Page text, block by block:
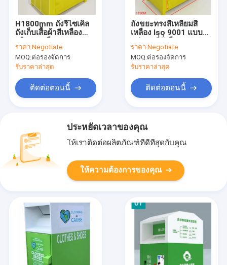
H1800mm ถังรีไซเคิล
ถังเก็บเสื้อผ้าสีเหลือง
ราคา:Negotiate
MOQ:ต่อรองจัดการ
รับราคาล่าสุด
ติดต่อตอนนี้
ถังขยะทรงสี่เหลี่ยมสี
เหลือง Iso 9001 แบบ
ราคา:Negotiate
MOQ:ต่อรองจัดการ
รับราคาล่าสุด
ติดต่อตอนนี้
ประหยัดเวลาของคุณ
ให้เราติดต่อผลิตภัณฑ์ที่ดีที่สุดกับคุณ
ให้ความต้องการของคุณ